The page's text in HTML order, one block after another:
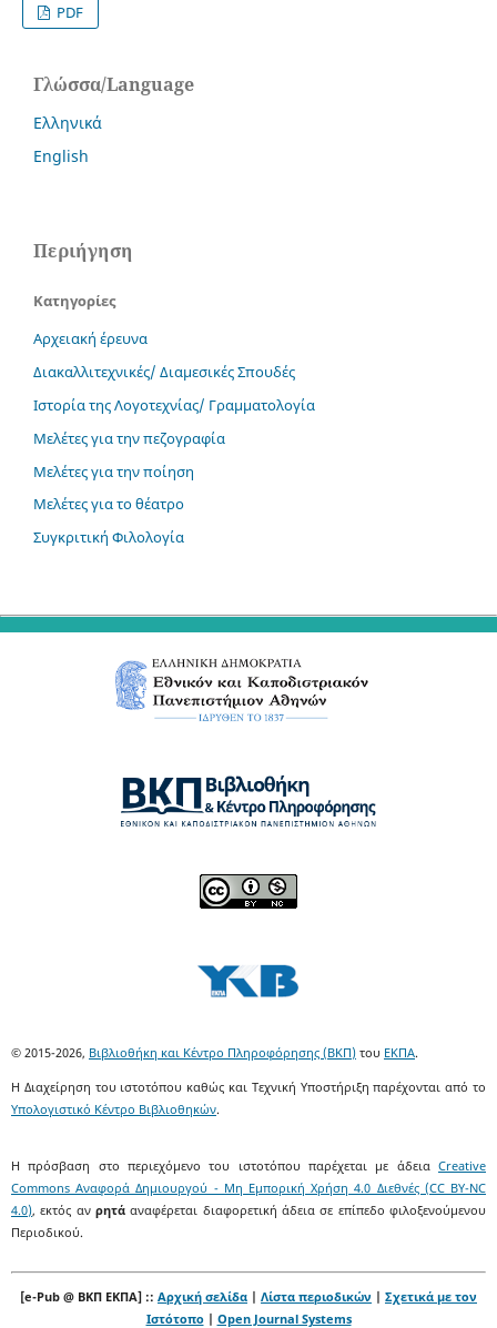
PDF
Γλώσσα/Language
Ελληνικά
English
Περιήγηση
Κατηγορίες
Αρχειακή έρευνα
Διακαλλιτεχνικές/ Διαμεσικές Σπουδές
Ιστορία της Λογοτεχνίας/ Γραμματολογία
Μελέτες για την πεζογραφία
Μελέτες για την ποίηση
Μελέτες για το θέατρο
Συγκριτική Φιλολογία
© 2015-2026, Βιβλιοθήκη και Κέντρο Πληροφόρησης (ΒΚΠ) του ΕΚΠΑ.
Η Διαχείρηση του ιστοτόπου καθώς και Τεχνική Υποστήριξη παρέχονται από το
Υπολογιστικό Κέντρο Βιβλιοθηκών.
Η πρόσβαση στο περιεχόμενο του ιστοτόπου παρέχεται με άδεια Creative
Commons Αναφορά Δημιουργού - Μη Εμπορική Χρήση 4.0 Διεθνές (CC BY-NC
4.0), εκτός αν ρητά αναφέρεται διαφορετική άδεια σε επίπεδο φιλοξενούμενου
Περιοδικού.
[e-Pub @ ΒΚΠ ΕΚΠΑ] :: Αρχική σελίδα | Λίστα περιοδικών | Σχετικά με τον
Ιστότοπο| Open Journal Systems